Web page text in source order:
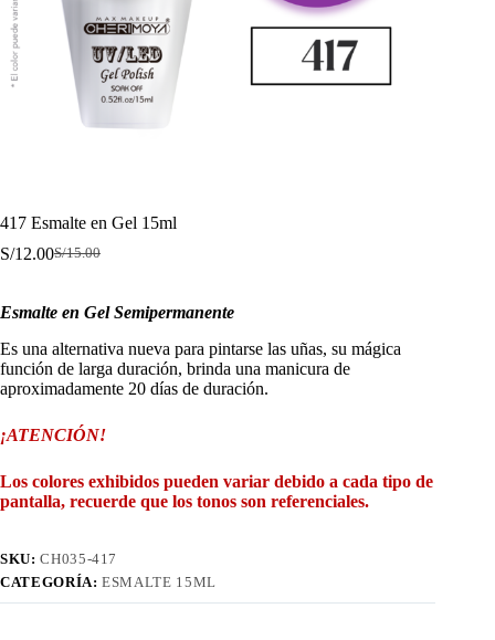
417 Esmalte en Gel 15ml
S/15.00
El
era:
S/15.00.
S/12.00El
es:
S/12.00.
Esmalte en Gel Semipermanente
Es una alternativa nueva para pintarse las uñas, su mágica
función de larga duración, brinda una manicura de
aproximadamente 20 días de duración.
¡ATENCIÓN!
Los colores exhibidos pueden variar debido a cada tipo de
pantalla, recuerde que los tonos son referenciales.
SKU:CH035-417
CATEGORÍA:ESMALTE 15ML